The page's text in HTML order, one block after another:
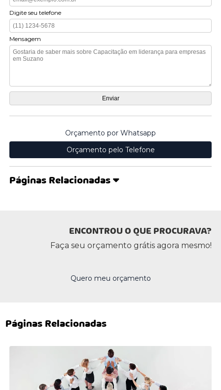
Digite seu telefone
Mensagem
Orçamento por Whatsapp
Orçamento pelo Telefone
Páginas Relacionadas
ENCONTROU O QUE PROCURAVA?
Faça seu orçamento grátis agora mesmo!
Quero meu orçamento
Páginas Relacionadas